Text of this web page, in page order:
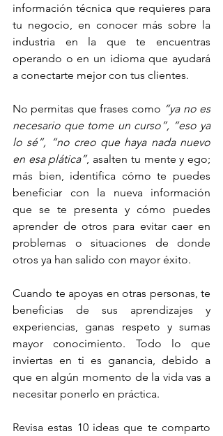
información técnica que requieres para
tu negocio, en conocer más sobre la
industria en la que te encuentras
operando o en un idioma que ayudará
a conectarte mejor con tus clientes.
No permitas que frases como “ya no es
necesario que tome un curso”, “eso ya
lo sé”, “no creo que haya nada nuevo
en esa plática”, asalten tu mente y ego;
más bien, identifica cómo te puedes
beneficiar con la nueva información
que se te presenta y cómo puedes
aprender de otros para evitar caer en
problemas o situaciones de donde
otros ya han salido con mayor éxito.
Cuando te apoyas en otras personas, te
beneficias de sus aprendizajes y
experiencias, ganas respeto y sumas
mayor conocimiento. Todo lo que
inviertas en ti es ganancia, debido a
que en algún momento de la vida vas a
necesitar ponerlo en práctica.
Revisa estas 10 ideas que te comparto